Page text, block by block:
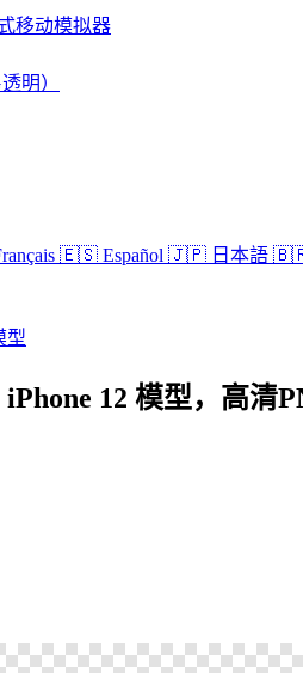
明）
🇪🇸 Español 🇯🇵 日本語 🇧🇷
型
12 模型，高清